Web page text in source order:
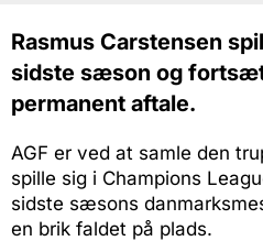
Rasmus Carstensen
sidste sæson og
permanent aftale.
AGF er ved at samle den
spille sig i Champions
sidste sæsons
en brik faldet på plads.